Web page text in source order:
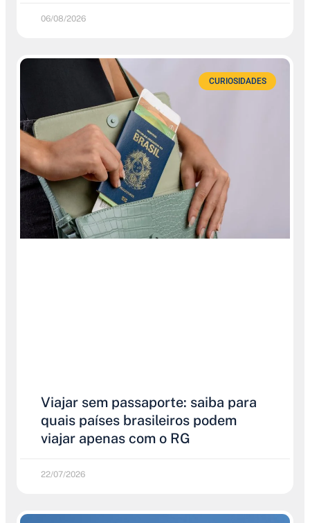
06/08/2026
CURIOSIDADES
Viajar sem passaporte: saiba para
quais países brasileiros podem
viajar apenas com o RG
22/07/2026